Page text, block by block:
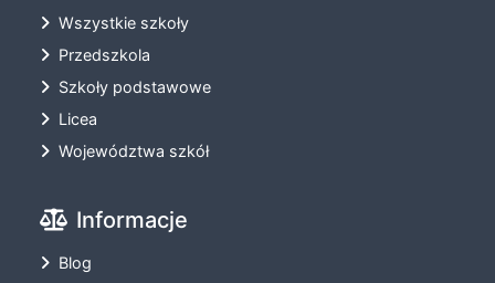
Wszystkie szkoły
Przedszkola
Szkoły podstawowe
Licea
Województwa szkół
Informacje
Blog